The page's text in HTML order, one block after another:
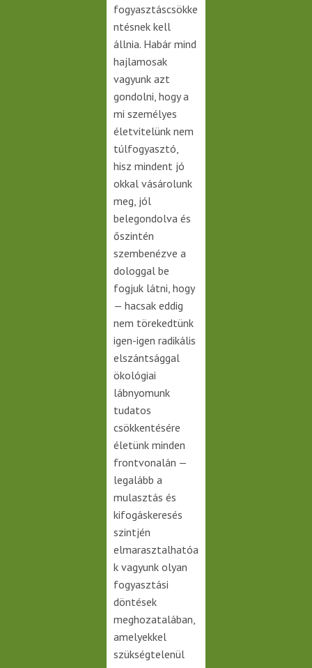
fogyasztáscsökke
ntésnek kell
állnia. Habár mind
hajlamosak
vagyunk azt
gondolni, hogy a
mi személyes
életvitelünk nem
túlfogyasztó,
hisz mindent jó
okkal vásárolunk
meg, jól
belegondolva és
őszintén
szembenézve a
dologgal be
fogjuk látni, hogy
— hacsak eddig
nem törekedtünk
igen-igen radikális
elszántsággal
ökológiai
lábnyomunk
tudatos
csökkentésére
életünk minden
frontvonalán —
legalább a
mulasztás és
kifogáskeresés
szintjén
elmarasztalhatóa
k vagyunk olyan
fogyasztási
döntések
meghozatalában,
amelyekkel
szükségtelenül